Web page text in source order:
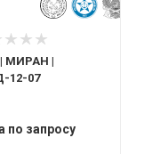
МИРАН |
12-07
по запросу